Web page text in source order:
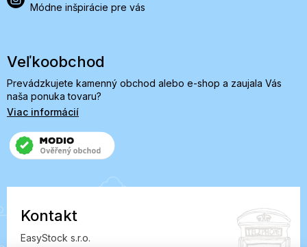
Módne inšpirácie pre vás
Veľkoobchod
Prevádzkujete kamenný obchod alebo e-shop a zaujala Vás
naša ponuka tovaru?
Viac informácií
Kontakt
EasyStock s.r.o.